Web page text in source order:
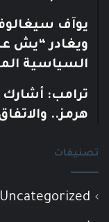
يوآف
ويغادر “يش
السياسية
ترامب:
هرمز..
تصنيفات
Uncategorized